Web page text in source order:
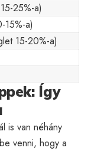
25%-a)
15%-a)
15-20%-a)
Így
is van néhány
venni, hogy a